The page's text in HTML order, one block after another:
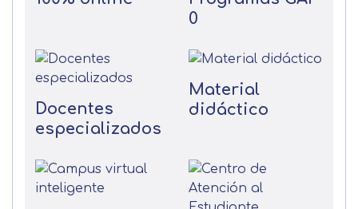
0
Docentes
especializados
Material
didáctico